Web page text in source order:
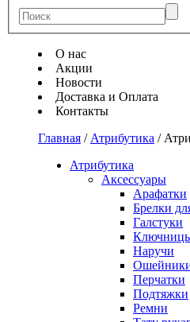
О нас
Акции
Новости
Доставка и Оплата
Контакты
Главная / Атрибутика /
Атрибутика
Аксессуары
Арафатки
Брелки
Галстуки
Наручи
Перчатки
Подтяжки
Ремни